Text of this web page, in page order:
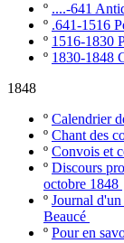
º ....-641
º .641-1516
º 1516-1830
º 1830-1848
1848
º Calendrier
º Chant des
º Convois et
º Discours
octobre 1848
º Journal
Beaucé
º Pour en